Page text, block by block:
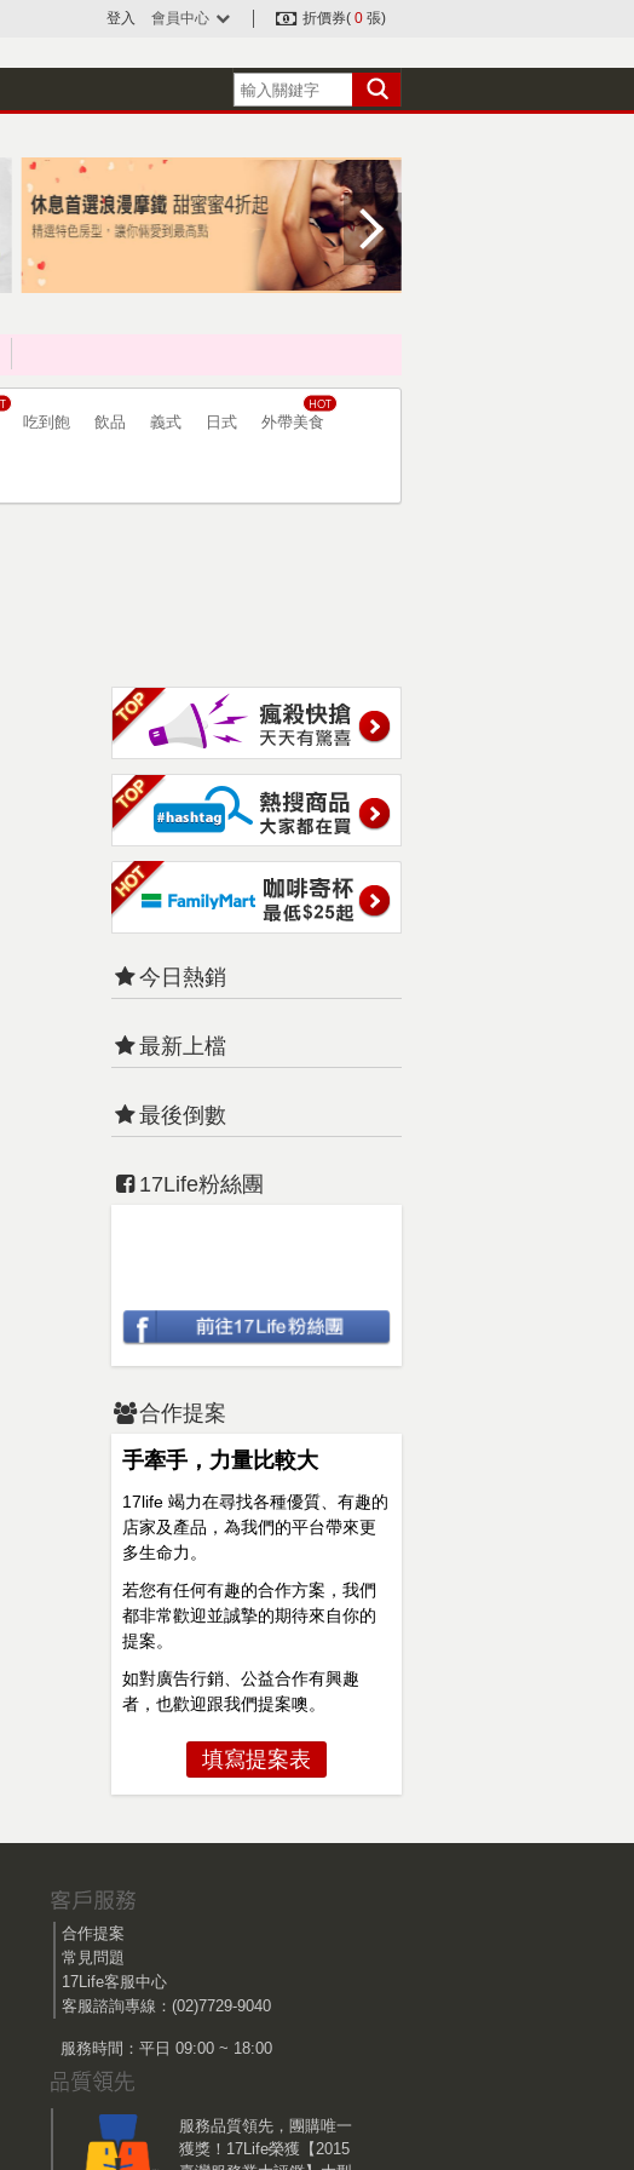
登入 會員中心 折價券( 0 張)
吃到飽 飲品 義式 日式 外帶美食
今日熱銷
最新上檔
最後倒數
17Life粉絲團
合作提案
手牽手，力量比較大
17life 竭力在尋找各種優質、有趣的
店家及產品，為我們的平台帶來更
多生命力。
若您有任何有趣的合作方案，我們
都非常歡迎並誠摯的期待來自你的
提案。
如對廣告行銷、公益合作有興趣
者，也歡迎跟我們提案噢。
填寫提案表
合作提案
常見問題
17Life客服中心
客服諮詢專線：(02)7729-9040
服務時間：平日 09:00 ~ 18:00
服務品質領先，團購唯一
獲獎！17Life榮獲【2015